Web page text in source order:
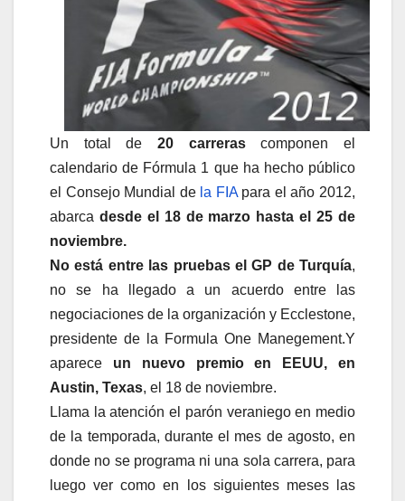
Un total de 20 carrerascomponen el
calendario de Fórmula 1 que ha hecho público
el Consejo Mundial de la FIApara el año 2012,
abarca desde el 18 de marzo hasta el 25 de
noviembre.
No está entre las pruebas el GP de Turquía,
no se ha llegado a un acuerdo entre las
negociaciones de la organización y Ecclestone,
presidente de la Formula One Manegement.Y
aparece un nuevo premio en EEUU, en
Austin, Texas, el 18 de noviembre.
Llama la atención el parón veraniego en medio
de la temporada, durante el mes de agosto, en
donde no se programa ni una sola carrera, para
luego ver como en los siguientes meses las